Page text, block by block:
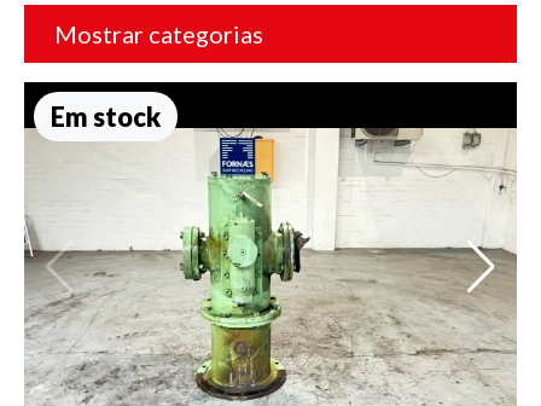
Mostrar categorias
Em stock